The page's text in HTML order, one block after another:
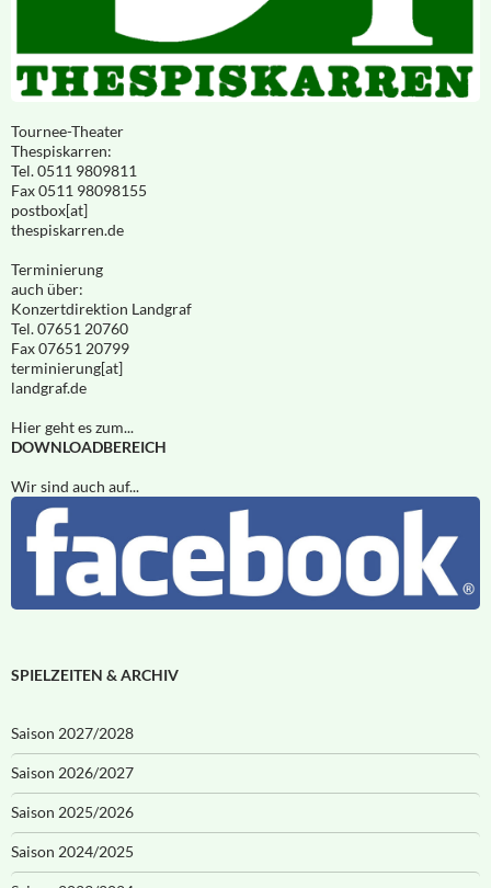
Tournee-Theater
Thespiskarren:
Tel. 0511 9809811
Fax 0511 98098155
postbox[at]
thespiskarren.de
Terminierung
auch über:
Konzertdirektion Landgraf
Tel. 07651 20760
Fax 07651 20799
terminierung[at]
landgraf.de
Hier geht es zum...
DOWNLOADBEREICH
Wir sind auch auf...
SPIELZEITEN & ARCHIV
Saison 2027/2028
Saison 2026/2027
Saison 2025/2026
Saison 2024/2025